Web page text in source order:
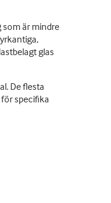
är mindre
glas
De flesta
specifika